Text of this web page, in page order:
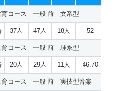
育コース 一般 前 文系型
37人 47人 18人 52
育コース 一般 前 理系型
20人 29人 11人 46.70
育コース 一般 前 実技型音楽